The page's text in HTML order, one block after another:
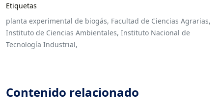
Etiquetas
planta experimental de biogás, Facultad de Ciencias Agrarias,
Instituto de Ciencias Ambientales, Instituto Nacional de
Tecnología Industrial,
Contenido relacionado